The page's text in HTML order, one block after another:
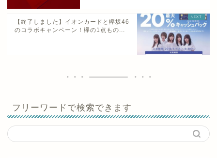
【終了しました】イオンカードと欅坂46
のコラボキャンペーン！欅の1点もの...
フリーワードで検索できます